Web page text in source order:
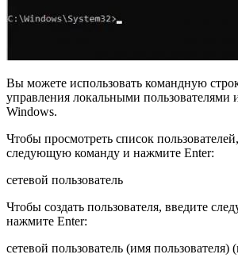
Вы можете использовать командную
управления локальными
Windows.
Чтобы просмотреть список
следующую команду и нажмите Enter:
сетевой пользователь
Чтобы создать пользователя, введите
нажмите Enter:
сетевой пользователь (имя пользователя)